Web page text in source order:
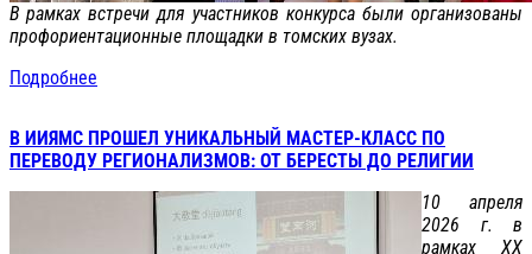
В рамках встречи для участников конкурса были организованы
профориентационные площадки в томских вузах.
Подробнее
В ИИЯМС ПРОШЕЛ УНИКАЛЬНЫЙ МАСТЕР-КЛАСС ПО
ПЕРЕВОДУ РЕГИОНАЛИЗМОВ: ОТ БЕРЕСТЫ ДО РЕЛИГИИ
10 апреля
2026 г. в
рамках XX